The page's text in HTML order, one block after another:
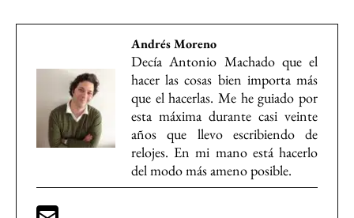
Andrés Moreno
Decía Antonio Machado que el
hacer las cosas bien importa más
que el hacerlas. Me he guiado por
esta máxima durante casi veinte
años que llevo escribiendo de
relojes. En mi mano está hacerlo
del modo más ameno posible.